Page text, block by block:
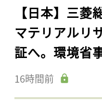
【日本】三
マテリアルリ
証へ。環境省
16時間前